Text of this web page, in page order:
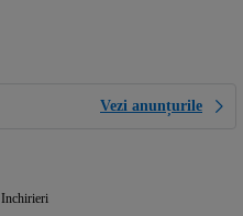
Vezi anunțurile
Inchirieri